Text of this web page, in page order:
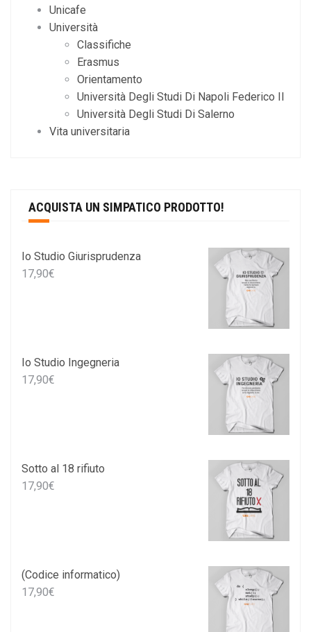
Unicafe
Università
Classifiche
Erasmus
Orientamento
Università Degli Studi Di Napoli Federico II
Università Degli Studi Di Salerno
Vita universitaria
ACQUISTA UN SIMPATICO PRODOTTO!
Io Studio Giurisprudenza
17,90€
Io Studio Ingegneria
17,90€
Sotto al 18 rifiuto
17,90€
(Codice informatico)
17,90€